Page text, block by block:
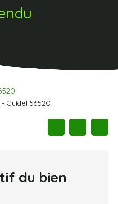
Guidel 56520
du bien